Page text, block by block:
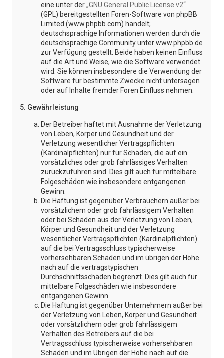
eine unter der „GNU General Public License v2“
(GPL) bereitgestellten Foren-Software von phpBB
Limited (www.phpbb.com) handelt;
deutschsprachige Informationen werden durch die
deutschsprachige Community unter www.phpbb.de
zur Verfügung gestellt. Beide haben keinen Einfluss
auf die Art und Weise, wie die Software verwendet
wird. Sie können insbesondere die Verwendung der
Software für bestimmte Zwecke nicht untersagen
oder auf Inhalte fremder Foren Einfluss nehmen.
5. Gewährleistung
Der Betreiber haftet mit Ausnahme der Verletzung
von Leben, Körper und Gesundheit und der
Verletzung wesentlicher Vertragspflichten
(Kardinalpflichten) nur für Schäden, die auf ein
vorsätzliches oder grob fahrlässiges Verhalten
zurückzuführen sind. Dies gilt auch für mittelbare
Folgeschäden wie insbesondere entgangenen
Gewinn.
Die Haftung ist gegenüber Verbrauchern außer bei
vorsätzlichem oder grob fahrlässigem Verhalten
oder bei Schäden aus der Verletzung von Leben,
Körper und Gesundheit und der Verletzung
wesentlicher Vertragspflichten (Kardinalpflichten)
auf die bei Vertragsschluss typischerweise
vorhersehbaren Schäden und im übrigen der Höhe
nach auf die vertragstypischen
Durchschnittsschäden begrenzt. Dies gilt auch für
mittelbare Folgeschäden wie insbesondere
entgangenen Gewinn.
Die Haftung ist gegenüber Unternehmern außer bei
der Verletzung von Leben, Körper und Gesundheit
oder vorsätzlichem oder grob fahrlässigem
Verhalten des Betreibers auf die bei
Vertragsschluss typischerweise vorhersehbaren
Schäden und im Übrigen der Höhe nach auf die